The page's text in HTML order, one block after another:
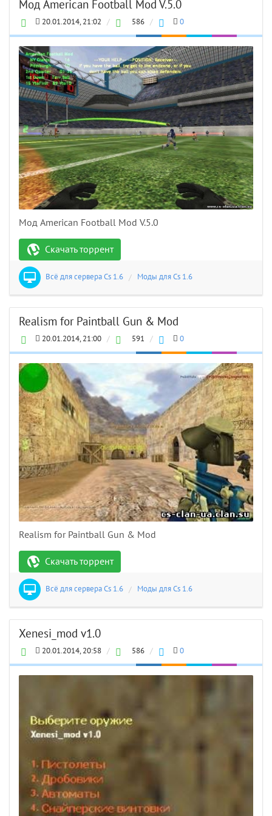
Мод American Football Mod V.5.0
20.01.2014, 21:02 / 586 / 0
Мод American Football Mod V.5.0
Скачать торрент
Всё для сервера Cs 1.6 / Моды для Cs 1.6
Realism for Paintball Gun & Mod
20.01.2014, 21:00 / 591 / 0
Realism for Paintball Gun & Mod
Скачать торрент
Всё для сервера Cs 1.6 / Моды для Cs 1.6
Xenesi_mod v1.0
20.01.2014, 20:58 / 586 / 0